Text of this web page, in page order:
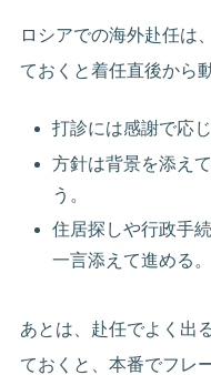
ロシアでの海外赴任は
ておくと着任直後から
打診には感謝で応
方針は背景を添え
う。
住居探しや行政手
一言添えて進める。
あとは、赴任でよく出
ておくと、本番でフレ